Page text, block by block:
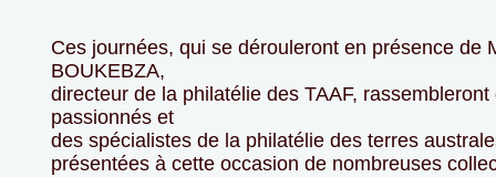
Ces journées, qui se dérouleront en présence de
BOUKEBZA,
directeur de la philatélie des TAAF, rassembleront
passionnés et
des spécialistes de la philatélie des terres
présentées à cette occasion de nombreuses